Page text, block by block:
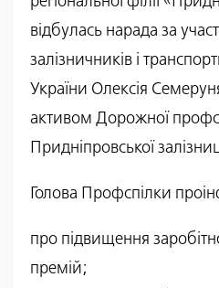
відбулась нарада за
залізничників і
України Олексія
активом Дорожної
Придніпровської
Голова Профспілки
про підвищення
премій;